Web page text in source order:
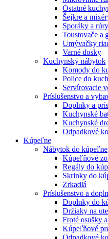
Ostatné
Šejkre a
Sporáky a rúry
Toustovače a
Umývačky
Varné dosky
Kuchynský nábytok
Komody do
Police do
Servírovacie
Príslušenstvo a
Doplnky a
Kuchynské
Kuchynské
Odpadkové
Kúpeľne
Nábytok do kúpeľne
Kúpeľňové
Regály do
Skrinky do
Zrkadlá
Príslušenstvo a
Doplnky do
Držiaky na
Froté osušky
Kúpeľňové
Odpadkové